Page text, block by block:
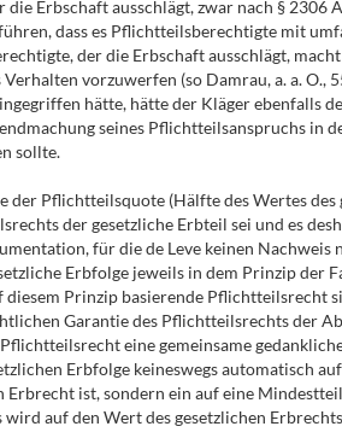
Erbschaft ausschlägt, zwar nach §
dass es Pflichtteilsberechtigte mit
der die Erbschaft ausschlägt,
vorzuwerfen (so Damrau, a. a. O.,
hätte, hätte der Kläger ebenfalls
seines Pflichtteilsanspruchs in
sollte.
der Pflichtteilsquote (Hälfte des Wertes
der gesetzliche Erbteil sei und es
für die de Leve keinen
Erbfolge jeweils in dem Prinzip der
Prinzip basierende Pflichtteilsrecht
Garantie des Pflichtteilsrechts der
eine gemeinsame
Erbfolge keineswegs automatisch
ist, sondern ein auf eine
auf den Wert des gesetzlichen